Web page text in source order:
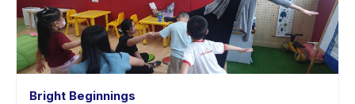
Bright Beginnings